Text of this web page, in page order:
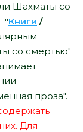
Шахматы со
"Книги /
со смертью"
проза".
Для